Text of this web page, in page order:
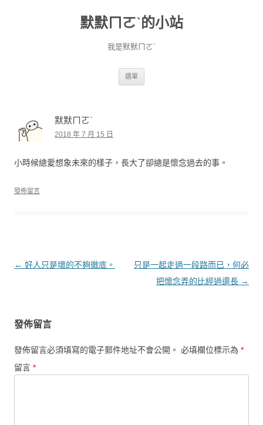
默默ㄇㄛˋ的小站
我是默默ㄇㄛˋ
選單
默默ㄇㄛˋ
2018 年 7 月 15 日
小時候總愛想象未來的樣子，長大了卻總是懷念過去的事。
發佈留言
文章導覽
← 好人只是壞的不夠徹底。
只是一起走過一段路而已，何必
把懷念弄的比經過還長 →
發佈留言
發佈留言必須填寫的電子郵件地址不會公開。 必填欄位標示為 *
留言 *